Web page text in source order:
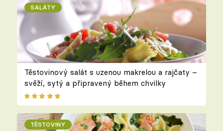
SALÁTY
Těstovinový salát s uzenou makrelou a rajčaty –
svěží, sytý a připravený během chvilky
TĚSTOVINY